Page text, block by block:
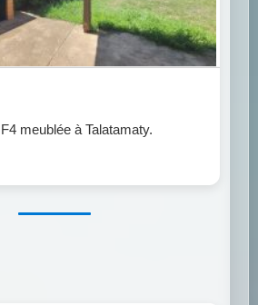
meublée à Talatamaty.